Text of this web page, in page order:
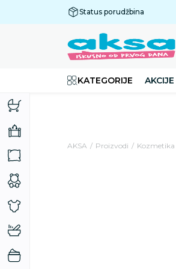
Status porudžbina
KATEGORIJE AKCIJE
AKSA Proizvodi Kozmetika